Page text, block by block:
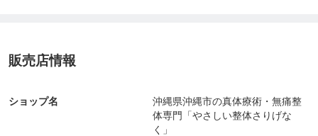
販売店情報
ショップ名
沖縄県沖縄市の真体療術・無痛整
体専門「やさしい整体さりげな
く」